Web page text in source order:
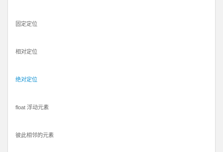
固定定位
相对定位
绝对定位
float 浮动元素
彼此相邻的元素